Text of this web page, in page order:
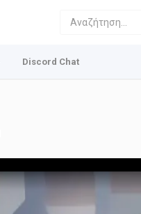
Discord Chat